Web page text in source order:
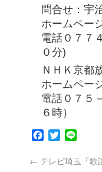
問合せ：宇
ホームペー
電話０７７
０分)
ＮＨＫ京都
ホームペー
電話０７５
６時）
Facebook
Twitter
← テレビ埼玉「歌